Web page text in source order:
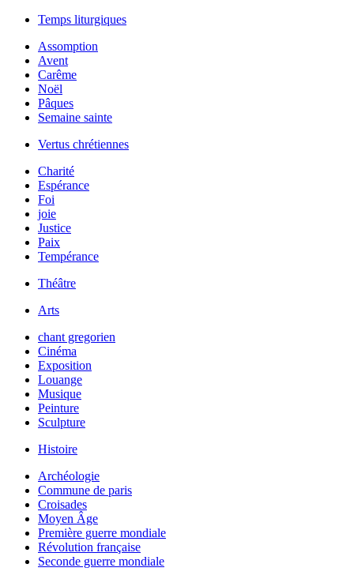
Temps liturgiques
Assomption
Avent
Carême
Noël
Pâques
Semaine sainte
Vertus chrétiennes
Charité
Espérance
Foi
joie
Justice
Paix
Tempérance
Théâtre
Arts
chant gregorien
Cinéma
Exposition
Louange
Musique
Peinture
Sculpture
Histoire
Archéologie
Commune de paris
Croisades
Moyen Âge
Première guerre mondiale
Révolution française
Seconde guerre mondiale